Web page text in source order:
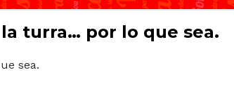
turra… por lo que sea.